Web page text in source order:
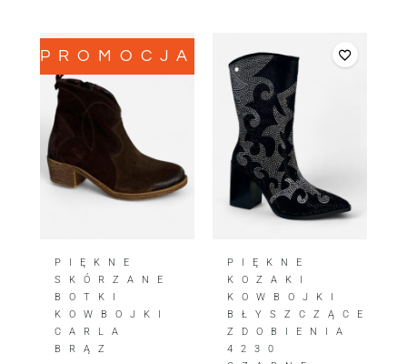
PROMOCJA!
PIĘKNE
SKÓRZANE
BOTKI
KOWBOJKI
CARLA
BRĄZ
PIĘKNE
KOZAKI
KOWBOJKI
BŁYSZCZĄCE
ZDOBIENIA
4230